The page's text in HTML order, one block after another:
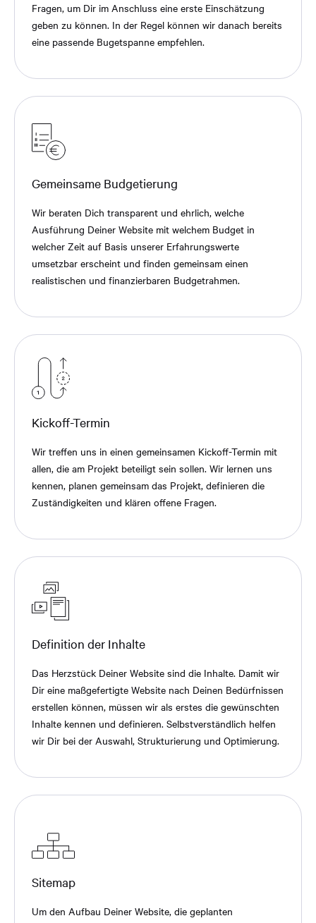
Fragen, um Dir im Anschluss eine erste Einschätzung
geben zu können. In der Regel können wir danach bereits
eine passende Bugetspanne empfehlen.
Gemeinsame Budgetierung
Wir beraten Dich transparent und ehrlich, welche
Ausführung Deiner Website mit welchem Budget in
welcher Zeit auf Basis unserer Erfahrungswerte
umsetzbar erscheint und finden gemeinsam einen
realistischen und finanzierbaren Budgetrahmen.
Kickoff-Termin
Wir treffen uns in einen gemeinsamen Kickoff-Termin mit
allen, die am Projekt beteiligt sein sollen. Wir lernen uns
kennen, planen gemeinsam das Projekt, definieren die
Zuständigkeiten und klären offene Fragen.
Definition der Inhalte
Das Herzstück Deiner Website sind die Inhalte. Damit wir
Dir eine maßgefertigte Website nach Deinen Bedürfnissen
erstellen können, müssen wir als erstes die gewünschten
Inhalte kennen und definieren. Selbstverständlich helfen
wir Dir bei der Auswahl, Strukturierung und Optimierung.
Sitemap
Um den Aufbau Deiner Website, die geplanten